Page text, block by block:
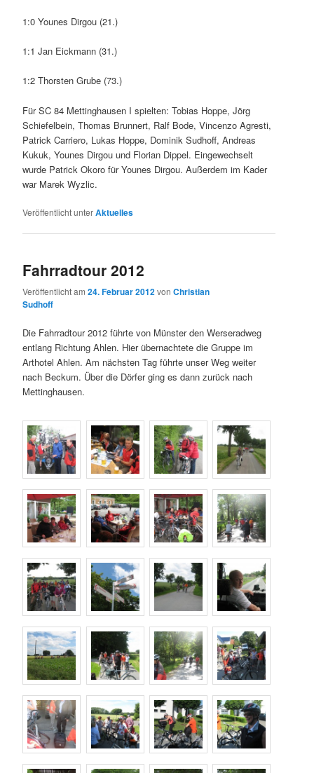
1:0 Younes Dirgou (21.)
1:1 Jan Eickmann (31.)
1:2 Thorsten Grube (73.)
Für SC 84 Mettinghausen I spielten: Tobias Hoppe, Jörg
Schiefelbein, Thomas Brunnert, Ralf Bode, Vincenzo Agresti,
Patrick Carriero, Lukas Hoppe, Dominik Sudhoff, Andreas
Kukuk, Younes Dirgou und Florian Dippel. Eingewechselt
wurde Patrick Okoro für Younes Dirgou. Außerdem im Kader
war Marek Wyzlic.
Veröffentlicht unterAktuelles
Fahrradtour 2012
Veröffentlicht am24. Februar 2012vonChristian
Sudhoff
Die Fahrradtour 2012 führte von Münster den Werseradweg
entlang Richtung Ahlen. Hier übernachtete die Gruppe im
Arthotel Ahlen. Am nächsten Tag führte unser Weg weiter
nach Beckum. Über die Dörfer ging es dann zurück nach
Mettinghausen.